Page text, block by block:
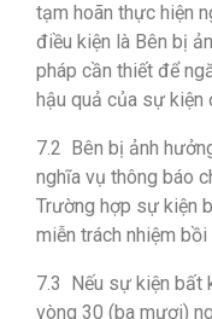
tạm hoãn thực hiện
điều kiện là Bên bị
pháp cần thiết để
hậu quả của sự kiện
7.2 Bên bị ảnh
nghĩa vụ thông báo
Trường hợp sự kiện
miễn trách nhiệm
7.3 Nếu sự kiện bất
vòng 30 (ba mươi)